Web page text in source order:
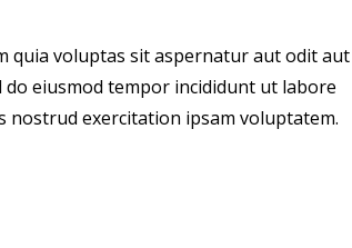
quia voluptas sit aspernatur aut odit aut
do eiusmod tempor incididunt ut labore
nostrud exercitation ipsam voluptatem.